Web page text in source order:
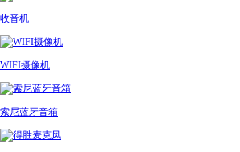
收音机
WIFI摄像机
索尼蓝牙音箱